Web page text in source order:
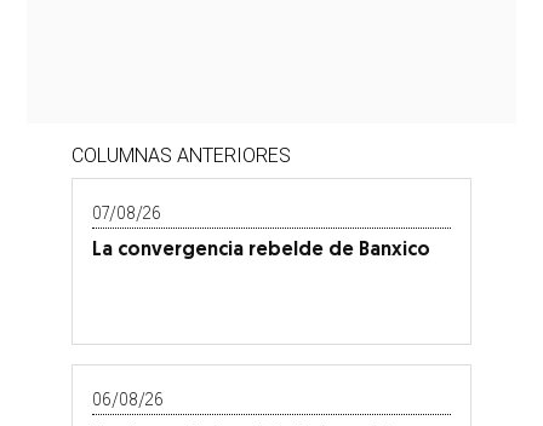
COLUMNAS ANTERIORES
07/08/26
La convergencia rebelde de Banxico
06/08/26